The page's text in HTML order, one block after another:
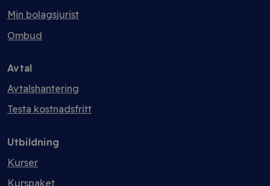
Min bolagsjurist
Ombud
Avtal
Avtalshantering
Testa kostnadsfritt
Utbildning
Kurser
Kurspaket